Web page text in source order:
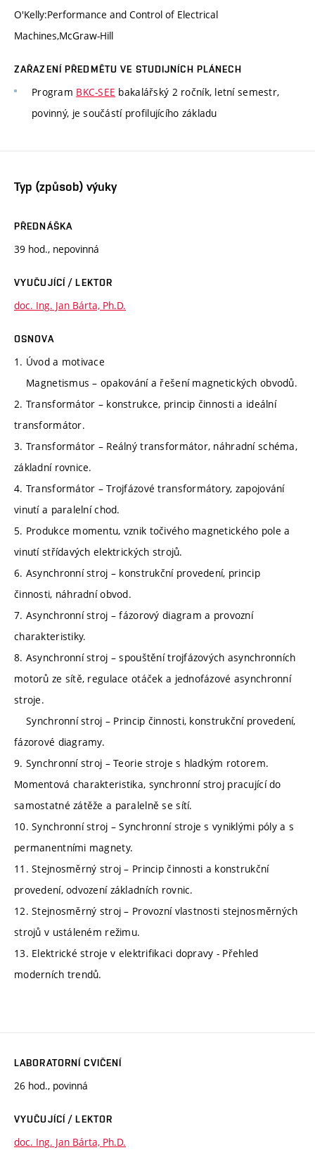
O'Kelly:Performance and Control of Electrical
Machines,McGraw-Hill
ZAŘAZENÍ PŘEDMĚTU VE STUDIJNÍCH PLÁNECH
Program BKC-SEE bakalářský 2 ročník, letní semestr,
povinný, je součástí profilujícího základu
Typ (způsob) výuky
PŘEDNÁŠKA
39 hod., nepovinná
VYUČUJÍCÍ / LEKTOR
doc. Ing. Jan Bárta, Ph.D.
OSNOVA
1. Úvod a motivace
Magnetismus – opakování a řešení magnetických obvodů.
2. Transformátor – konstrukce, princip činnosti a ideální
transformátor.
3. Transformátor – Reálný transformátor, náhradní schéma,
základní rovnice.
4. Transformátor – Trojfázové transformátory, zapojování
vinutí a paralelní chod.
5. Produkce momentu, vznik točivého magnetického pole a
vinutí střídavých elektrických strojů.
6. Asynchronní stroj – konstrukční provedení, princip
činnosti, náhradní obvod.
7. Asynchronní stroj – fázorový diagram a provozní
charakteristiky.
8. Asynchronní stroj – spouštění trojfázových asynchronních
motorů ze sítě, regulace otáček a jednofázové asynchronní
stroje.
Synchronní stroj – Princip činnosti, konstrukční provedení,
fázorové diagramy.
9. Synchronní stroj – Teorie stroje s hladkým rotorem.
Momentová charakteristika, synchronní stroj pracující do
samostatné zátěže a paralelně se sítí.
10. Synchronní stroj – Synchronní stroje s vyniklými póly a s
permanentními magnety.
11. Stejnosměrný stroj – Princip činnosti a konstrukční
provedení, odvození základních rovnic.
12. Stejnosměrný stroj – Provozní vlastnosti stejnosměrných
strojů v ustáleném režimu.
13. Elektrické stroje v elektrifikaci dopravy - Přehled
moderních trendů.
LABORATORNÍ CVIČENÍ
26 hod., povinná
VYUČUJÍCÍ / LEKTOR
doc. Ing. Jan Bárta, Ph.D.